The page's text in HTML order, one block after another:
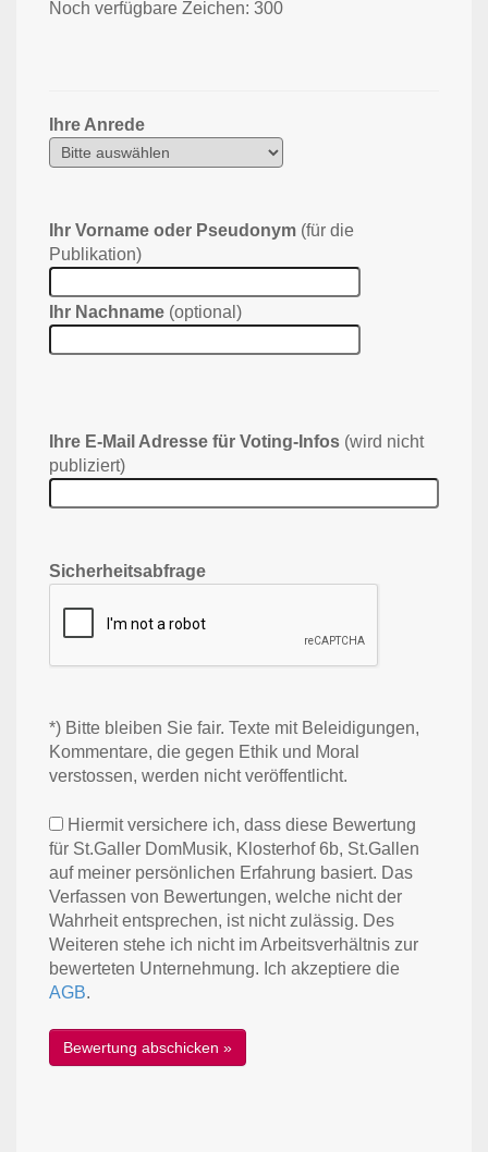
Noch verfügbare Zeichen: 300
Ihre Anrede
Ihr Vorname oder Pseudonym (für die
Publikation)
Ihr Nachname (optional)
Ihre E-Mail Adresse für Voting-Infos (wird nicht
publiziert)
Sicherheitsabfrage
*) Bitte bleiben Sie fair. Texte mit Beleidigungen,
Kommentare, die gegen Ethik und Moral
verstossen, werden nicht veröffentlicht.
Hiermit versichere ich, dass diese Bewertung
für St.Galler DomMusik, Klosterhof 6b, St.Gallen
auf meiner persönlichen Erfahrung basiert. Das
Verfassen von Bewertungen, welche nicht der
Wahrheit entsprechen, ist nicht zulässig. Des
Weiteren stehe ich nicht im Arbeitsverhältnis zur
bewerteten Unternehmung. Ich akzeptiere die
AGB.